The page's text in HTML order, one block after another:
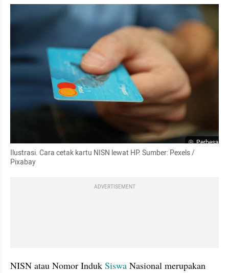
Perbesar
Ilustrasi. Cara cetak kartu NISN lewat HP. Sumber: Pexels /
Pixabay
ADVERTISEMENT
NISN atau Nomor Induk Siswa Nasional merupakan